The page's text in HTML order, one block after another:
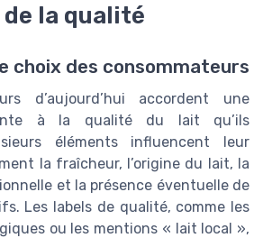
la qualité
choix des consommateurs
d’aujourd’hui accordent une
à la qualité du lait qu’ils
éléments influencent leur
la fraîcheur, l’origine du lait, la
et la présence éventuelle de
Les labels de qualité, comme les
ou les mentions « lait local »,